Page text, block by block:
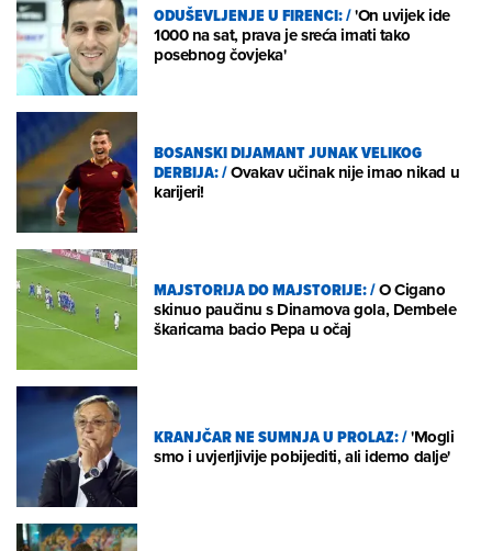
ODUŠEVLJENJE U FIRENCI:/'On uvijek ide
1000 na sat, prava je sreća imati tako
posebnog čovjeka'
BOSANSKI DIJAMANT JUNAK VELIKOG
DERBIJA:/Ovakav učinak nije imao nikad u
karijeri!
MAJSTORIJA DO MAJSTORIJE:/O Cigano
skinuo paučinu s Dinamova gola, Dembele
škaricama bacio Pepa u očaj
KRANJČAR NE SUMNJA U PROLAZ:/'Mogli
smo i uvjerljivije pobijediti, ali idemo dalje'